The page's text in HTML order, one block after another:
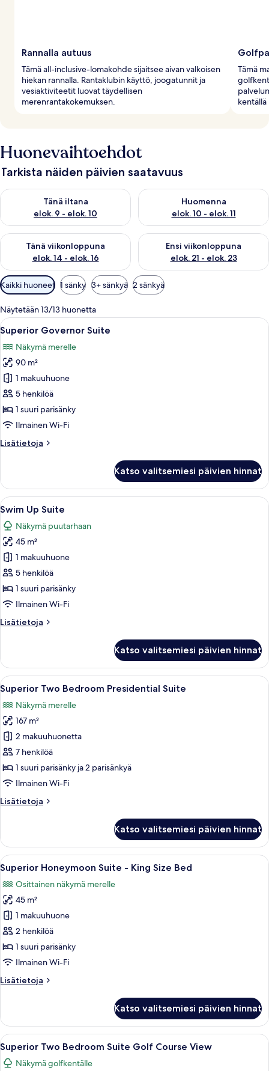
Rannalla autuus
Tämä all-inclusive-lomakohde sijaitsee aivan valkoisen
hiekan rannalla. Rantaklubin käyttö, joogatunnit ja
vesiaktiviteetit luovat täydellisen
merenrantakokemuksen.
Tämä
kentällä
Huonevaihtoehdot
Tarkista näiden päivien saatavuus
Tänä iltana
elok. 9 - elok. 10
Tarkista tämän illan saatavuus elok. 9 - elok. 10
Huomenna
elok. 10 - elok. 11
Tarkista huomisen saatavuus
Tänä viikonloppuna
elok. 14 - elok. 16
Tarkista tämän viikonlopun saatavuus elok. 14 - elok. 16
Ensi viikonloppuna
elok. 21 - elok. 23
Tarkista ensi viikonlopun
Huoneille
saatavilla
olevia
suodattimia
Kaikki huoneet 1 sänky 3+ sänkyä 2 sänkyä
Näytetään 13/13 huonetta
Avaa
kaikki
huonetyypin
Superior
Governor
Suite
kuvat
Moderni olohuone, jossa on sohva,
11
Superior Governor Suite
Näkymä merelle
90 m²
1 makuuhuone
5 henkilöä
1 suuri parisänky
Ilmainen Wi-Fi
Lisätietoja
Lisätietoja
Suite
Katso valitsemiesi päivien hinnat
Avaa
kaikki
huonetyypin
Swim
Up
Suite
kuvat
Hotellihuone, jossa on sänky,
7
Swim Up Suite
Näkymä puutarhaan
45 m²
1 makuuhuone
5 henkilöä
1 suuri parisänky
Ilmainen Wi-Fi
Lisätietoja
Lisätietoja
Suite
Katso valitsemiesi päivien hinnat
Avaa
kaikki
huonetyypin
Superior
Two
Bedroom
Presidential
Suite
Moderni hotellihuone, jossa on
6
Superior Two Bedroom Presidential Suite
Näkymä merelle
167 m²
2 makuuhuonetta
7 henkilöä
1 suuri parisänky ja 2 parisänkyä
Ilmainen Wi-Fi
Lisätietoja
Lisätietoja
Bedroom
Presidential
Suite
Katso valitsemiesi päivien hinnat
Avaa
kaikki
huonetyypin
Superior
Honeymoon
Suite
-
King
Bed
Hotellihuone, jossa on suuri sänky,
10
Superior Honeymoon Suite - King Size Bed
Osittainen näkymä merelle
45 m²
1 makuuhuone
2 henkilöä
1 suuri parisänky
Ilmainen Wi-Fi
Lisätietoja
Lisätietoja
Suite
King
Size
Bed
Katso valitsemiesi päivien hinnat
Avaa
kaikki
huonetyypin
Moderni olohuone, jossa on sohva,
8
Superior Two Bedroom Suite Golf Course View
Näkymä golfkentälle